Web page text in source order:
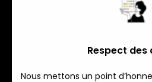
Respect des
Nous mettons un point